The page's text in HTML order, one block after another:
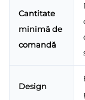
Cantitate
minimă de
comandă
Design